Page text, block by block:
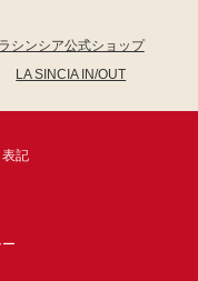
ラシンシア公式ショップ
LA SINCIA IN/OUT
記